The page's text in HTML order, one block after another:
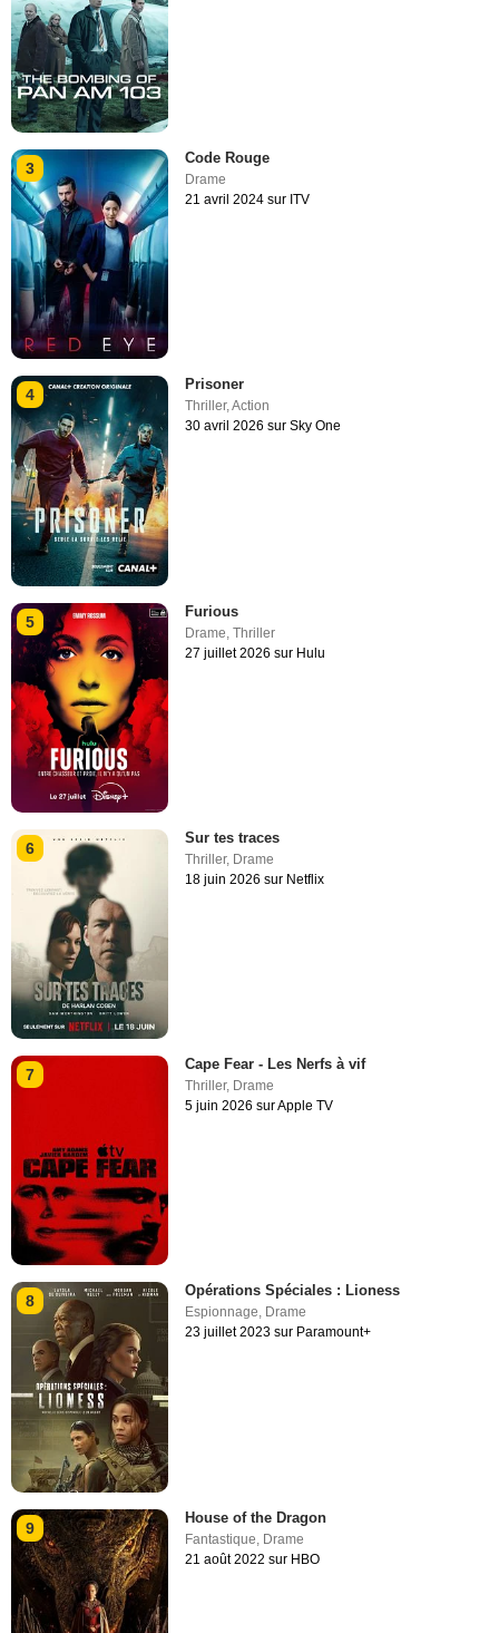
3
Code Rouge
Drame
21 avril 2024 sur ITV
4
Prisoner
Thriller,Action
30 avril 2026 sur Sky One
5
Furious
Drame ,Thriller
27 juillet 2026 sur Hulu
6
Sur tes traces
Thriller, Drame
18 juin 2026 sur Netflix
7
Cape Fear - Les Nerfs à vif
Thriller, Drame
5 juin 2026 sur Apple TV
8
Opérations Spéciales : Lioness
Espionnage, Drame
23 juillet 2023 sur Paramount+
9
House of the Dragon
Fantastique Drame
21 août 2022 sur HBO